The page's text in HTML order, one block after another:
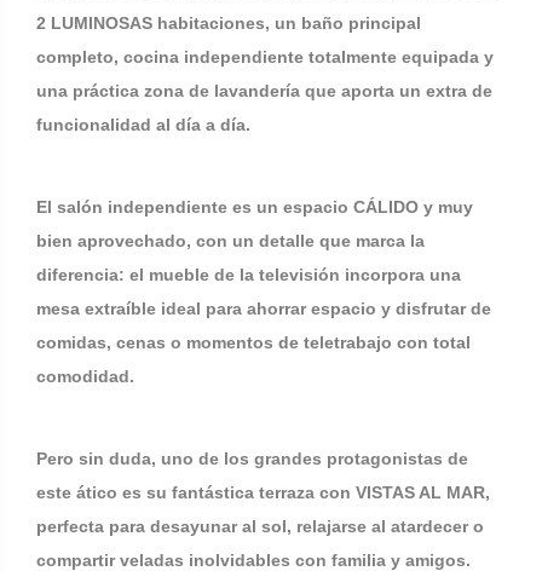
2 LUMINOSAS habitaciones, un baño principal
completo, cocina independiente totalmente equipada y
una práctica zona de lavandería que aporta un extra de
funcionalidad al día a día.
El salón independiente es un espacio CÁLIDO y muy
bien aprovechado, con un detalle que marca la
diferencia: el mueble de la televisión incorpora una
mesa extraíble ideal para ahorrar espacio y disfrutar de
comidas, cenas o momentos de teletrabajo con total
comodidad.
Pero sin duda, uno de los grandes protagonistas de
este ático es su fantástica terraza con VISTAS AL MAR,
perfecta para desayunar al sol, relajarse al atardecer o
compartir veladas inolvidables con familia y amigos.